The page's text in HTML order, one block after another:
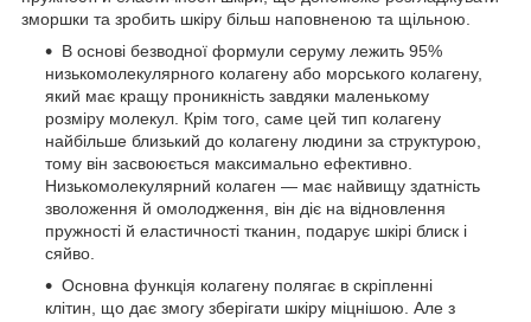
зморшки та зробить шкіру більш наповненою та щільною.
В основі безводної формули серуму лежить 95%
низькомолекулярного колагену або морського колагену,
який має кращу проникність завдяки маленькому
розміру молекул. Крім того, саме цей тип колагену
найбільше близький до колагену людини за структурою,
тому він засвоюється максимально ефективно.
Низькомолекулярний колаген — має найвищу здатність
зволоження й омолодження, він діє на відновлення
пружності й еластичності тканин, подарує шкірі блиск і
сяйво.
Основна функція колагену полягає в скріпленні
клітин, що дає змогу зберігати шкіру міцнішою. Але з